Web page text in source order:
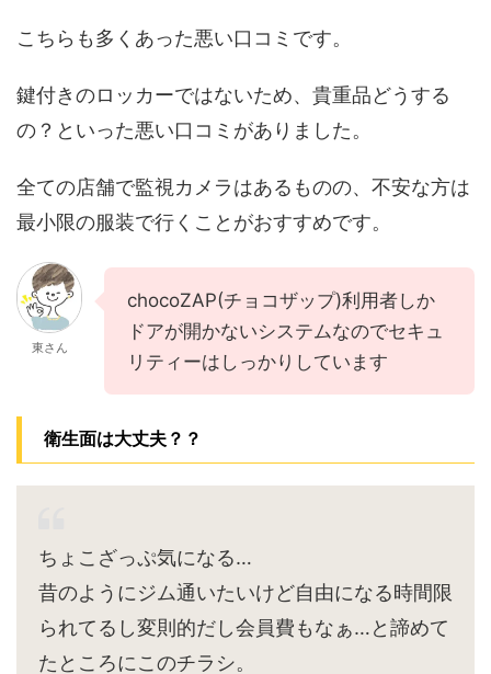
こちらも多くあった悪い口コミです。
鍵付きのロッカーではないため、貴重品どうする
の？といった悪い口コミがありました。
全ての店舗で監視カメラはあるものの、不安な方は
最小限の服装で行くことがおすすめです。
東さん
chocoZAP(チョコザップ)利用者しか
ドアが開かないシステムなのでセキュ
リティーはしっかりしています
衛生面は大丈夫？？
ちょこざっぷ気になる…
昔のようにジム通いたいけど自由になる時間限
られてるし変則的だし会員費もなぁ…と諦めて
たところにこのチラシ。